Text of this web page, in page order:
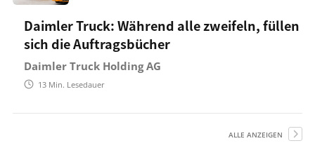
Daimler Truck: Während alle zweifeln, füllen
sich die Auftragsbücher
Daimler Truck Holding AG
13 Min. Lesedauer
ALLE ANZEIGEN